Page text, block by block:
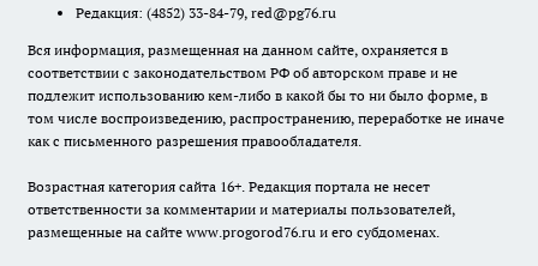
Редакция: (4852) 33-84-79, red@pg76.ru
Вся информация, размещенная на данном сайте, охраняется в
соответствии с законодательством РФ об авторском праве и не
подлежит использованию кем-либо в какой бы то ни было форме, в
том числе воспроизведению, распространению, переработке не иначе
как с письменного разрешения правообладателя.
Возрастная категория сайта 16+. Редакция портала не несет
ответственности за комментарии и материалы пользователей,
размещенные на сайте www.progorod76.ru и его субдоменах.